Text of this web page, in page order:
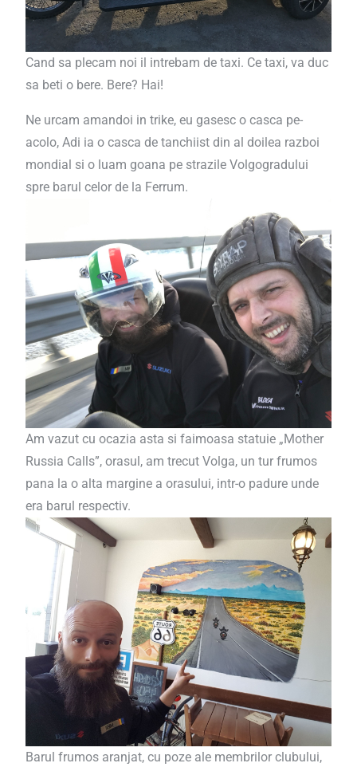
Cand sa plecam noi il intrebam de taxi. Ce taxi, va duc
sa beti o bere. Bere? Hai!
Ne urcam amandoi in trike, eu gasesc o casca pe-
acolo, Adi ia o casca de tanchiist din al doilea razboi
mondial si o luam goana pe strazile Volgogradului
spre barul celor de la Ferrum.
Am vazut cu ocazia asta si faimoasa statuie „Mother
Russia Calls”, orasul, am trecut Volga, un tur frumos
pana la o alta margine a orasului, intr-o padure unde
era barul respectiv.
Barul frumos aranjat, cu poze ale membrilor clubului,